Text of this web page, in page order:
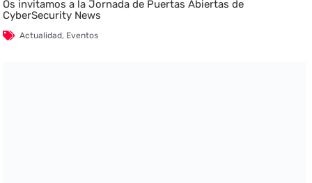
Os invitamos a la Jornada de Puertas Abiertas de
CyberSecurity News
Actualidad, Eventos